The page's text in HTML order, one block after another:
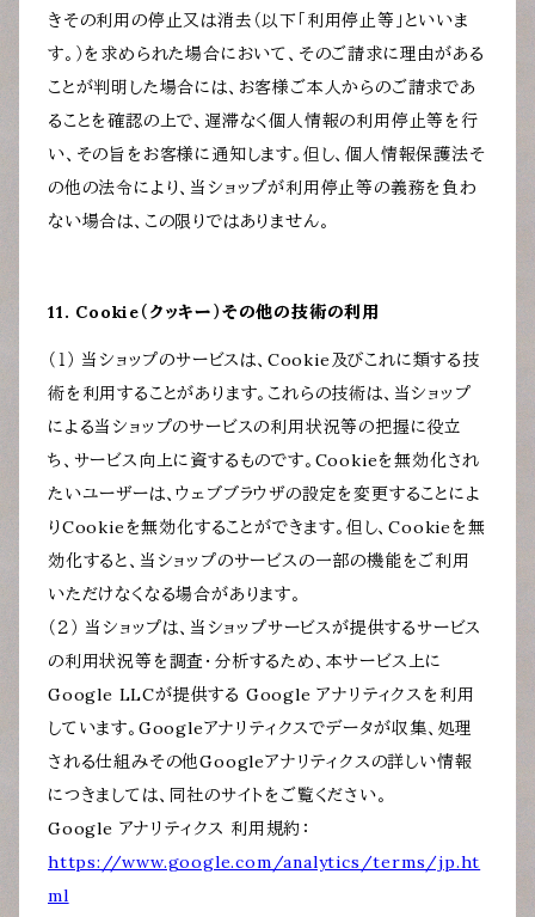
きその利用の停止又は消去（以下「利用停止等」といいま
す。）を求められた場合において、そのご請求に理由がある
ことが判明した場合には、お客様ご本人からのご請求であ
ることを確認の上で、遅滞なく個人情報の利用停止等を行
い、その旨をお客様に通知します。但し、個人情報保護法そ
の他の法令により、当ショップが利用停止等の義務を負わ
ない場合は、この限りではありません。
11. Cookie（クッキー）その他の技術の利用
（１） 当ショップのサービスは、Cookie及びこれに類する技
術を利用することがあります。これらの技術は、当ショップ
による当ショップのサービスの利用状況等の把握に役立
ち、サービス向上に資するものです。Cookieを無効化され
たいユーザーは、ウェブブラウザの設定を変更することによ
りCookieを無効化することができます。但し、Cookieを無
効化すると、当ショップのサービスの一部の機能をご利用
いただけなくなる場合があります。
（２） 当ショップは、当ショップサービスが提供するサービス
の利用状況等を調査・分析するため、本サービス上に
Google LLCが提供する Google アナリティクスを利用
しています。Googleアナリティクスでデータが収集、処理
される仕組みその他Googleアナリティクスの詳しい情報
につきましては、同社のサイトをご覧ください。
Google アナリティクス 利用規約：
https://www.google.com/analytics/terms/jp.ht
ml